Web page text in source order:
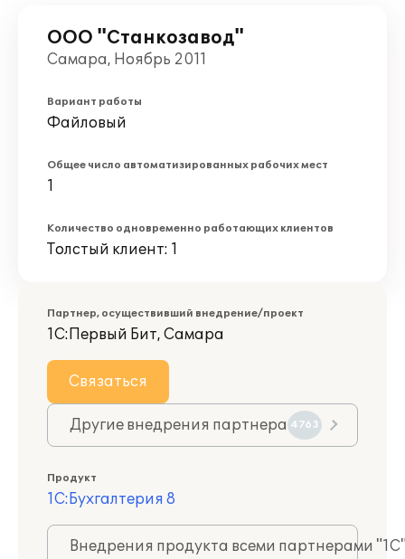
ООО "Станкозавод"
Самара, Ноябрь 2011
Вариант работы
Файловый
Общее число автоматизированных рабочих мест
1
Количество одновременно работающих клиентов
Толстый клиент: 1
Партнер, осуществивший внедрение/проект
1С:Первый Бит, Самара
Связаться
Другие внедрения партнера 4763
Продукт
1С:Бухгалтерия 8
Внедрения продукта всеми партнерами